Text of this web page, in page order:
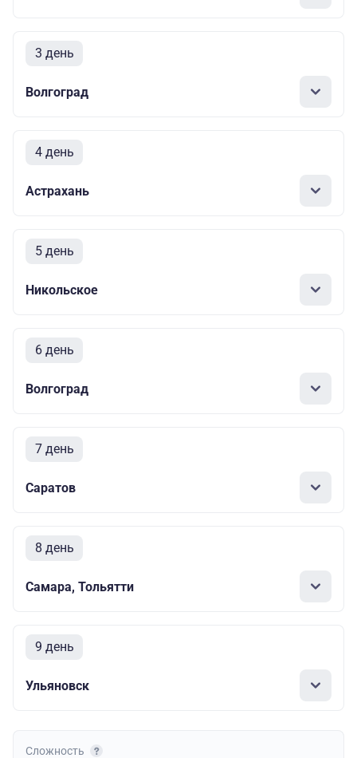
3 день
Волгоград
4 день
Астрахань
5 день
Никольское
6 день
Волгоград
7 день
Саратов
8 день
Самара, Тольятти
9 день
Ульяновск
Сложность